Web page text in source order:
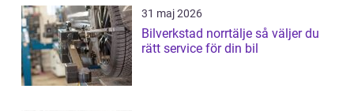
31 maj 2026
Bilverkstad norrtälje så väljer du
rätt service för din bil